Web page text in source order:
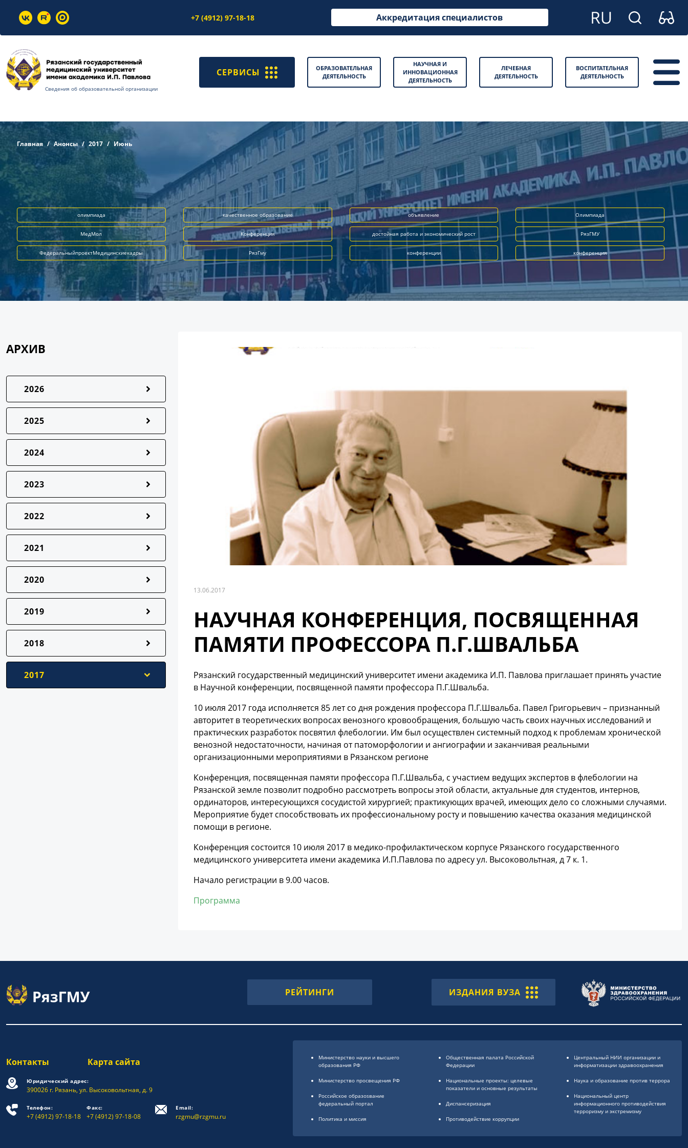
+7 (4912) 97-18-18 Аккредитация специалистов
Сведения об образовательной организации
СЕРВИСЫ
ОБРАЗОВАТЕЛЬНАЯ
ДЕЯТЕЛЬНОСТЬ
НАУЧНАЯ И
ИННОВАЦИОННАЯ
ДЕЯТЕЛЬНОСТЬ
ЛЕЧЕБНАЯ
ДЕЯТЕЛЬНОСТЬ
ВОСПИТАТЕЛЬНАЯ
ДЕЯТЕЛЬНОСТЬ
Главная Анонсы 2017 Июнь
олимпиада качественное образование объявление Олимпиада
МедМол Конференция достойная работа и экономический рост РязГМУ
ФедеральныйпроектМедицинскиекадры РязГму конференции конференция
АРХИВ
2026
2025
2024
2023
2022
2021
2020
2019
2018
2017
13.06.2017
НАУЧНАЯ КОНФЕРЕНЦИЯ, ПОСВЯЩЕННАЯ
ПАМЯТИ ПРОФЕССОРА П.Г.ШВАЛЬБА
Рязанский государственный медицинский университет имени академика И.П. Павлова приглашает принять участие
в Научной конференции, посвященной памяти профессора П.Г.Швальба.
10 июля 2017 года исполняется 85 лет со дня рождения профессора П.Г.Швальба. Павел Григорьевич – признанный
авторитет в теоретических вопросах венозного кровообращения, большую часть своих научных исследований и
практических разработок посвятил флебологии. Им был осуществлен системный подход к проблемам хронической
венозной недостаточности, начиная от патоморфологии и ангиографии и заканчивая реальными
организационными мероприятиями в Рязанском регионе
Конференция, посвященная памяти профессора П.Г.Швальба, с участием ведущих экспертов в флебологии на
Рязанской земле позволит подробно рассмотреть вопросы этой области, актуальные для студентов, интернов,
ординаторов, интересующихся сосудистой хирургией; практикующих врачей, имеющих дело со сложными случаями.
Мероприятие будет способствовать их профессиональному росту и повышению качества оказания медицинской
помощи в регионе.
Конференция состоится 10 июля 2017 в медико-профилактическом корпусе Рязанского государственного
медицинского университета имени академика И.П.Павлова по адресу ул. Высоковольтная, д 7 к. 1.
Начало регистрации в 9.00 часов.
Программа
РЕЙТИНГИ ИЗДАНИЯ ВУЗА
Контакты Карта сайта
Юридический адрес:
390026 г. Рязань, ул. Высоковольтная, д. 9
Телефон:
+7 (4912) 97-18-18
Факс:
+7 (4912) 97-18-08
Email:
rzgmu@rzgmu.ru
Министерство науки и высшего
образования РФ
Министерство просвещения РФ
Российское образоsвание
федеральный портал
Политика и миссия
Общественная палата Российской
Федерации
Национальные проекты: целевые
показатели и основные результаты
Диспансеризация
Противодействие коррупции
Центральный НИИ организации и
информатизации здравоохранения
Наука и образование против террора
Национальный центр
информационного противодействия
терроризму и экстремизму